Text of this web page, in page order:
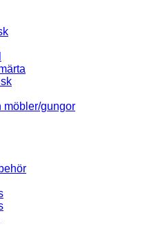
möbler/gungor